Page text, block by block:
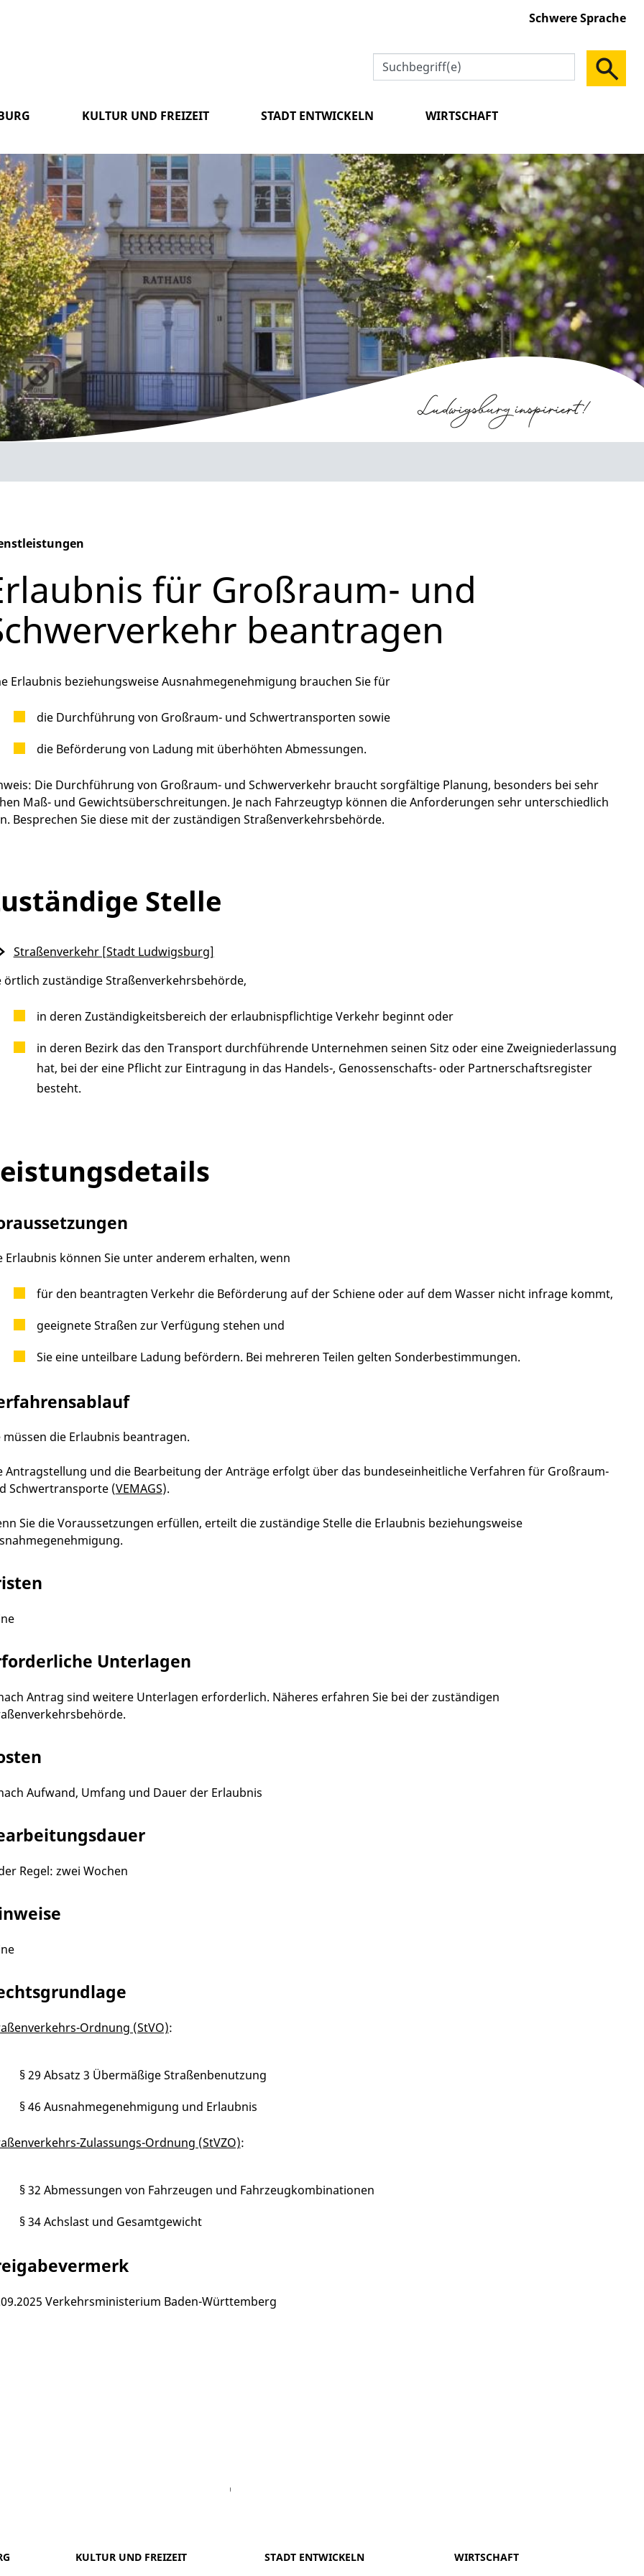
Schwere Sprache
KULTUR UND FREIZEIT STADT ENTWICKELN WIRTSCHAFT
für Großraum- und
beantragen
Erlaubnis beziehungsweise Ausnahmegenehmigung brauchen Sie für
die Durchführung von Großraum- und Schwertransporten sowie
die Beförderung von Ladung mit überhöhten Abmessungen.
Die Durchführung von Großraum- und Schwerverkehr braucht sorgfältige Planung, besonders bei sehr
Maß- und Gewichtsüberschreitungen. Je nach Fahrzeugtyp können die Anforderungen sehr unterschiedlich
Besprechen Sie diese mit der zuständigen Straßenverkehrsbehörde.
Stelle
örtlich zuständige Straßenverkehrsbehörde,
in deren Zuständigkeitsbereich der erlaubnispflichtige Verkehr beginnt oder
in deren Bezirk das den Transport durchführende Unternehmen seinen Sitz oder eine Zweigniederlassung
hat, bei der eine Pflicht zur Eintragung in das Handels-, Genossenschafts- oder Partnerschaftsregister
besteht.
Straßenverkehr [Stadt Ludwigsburg]
Erlaubnis können Sie unter anderem erhalten, wenn
für den beantragten Verkehr die Beförderung auf der Schiene oder auf dem Wasser nicht infrage kommt,
geeignete Straßen zur Verfügung stehen und
Sie eine unteilbare Ladung befördern. Bei mehreren Teilen gelten Sonderbestimmungen.
müssen die Erlaubnis beantragen.
Antragstellung und die Bearbeitung der Anträge erfolgt über das bundeseinheitliche Verfahren für Großraum-
Schwertransporte (VEMAGS).
Sie die Voraussetzungen erfüllen, erteilt die zuständige Stelle die Erlaubnis beziehungsweise
Unterlagen
Antrag sind weitere Unterlagen erforderlich. Näheres erfahren Sie bei der zuständigen
Aufwand, Umfang und Dauer der Erlaubnis
Regel: zwei Wochen
Ordnung (StVO):
§ 29 Absatz 3 Übermäßige Straßenbenutzung
§ 46 Ausnahmegenehmigung und Erlaubnis
Zulassungs-Ordnung (StVZO):
§ 32 Abmessungen von Fahrzeugen und Fahrzeugkombinationen
§ 34 Achslast und Gesamtgewicht
Verkehrsministerium Baden-Württemberg
Youtube
KULTUR UND FREIZEIT STADT ENTWICKELN WIRTSCHAFT